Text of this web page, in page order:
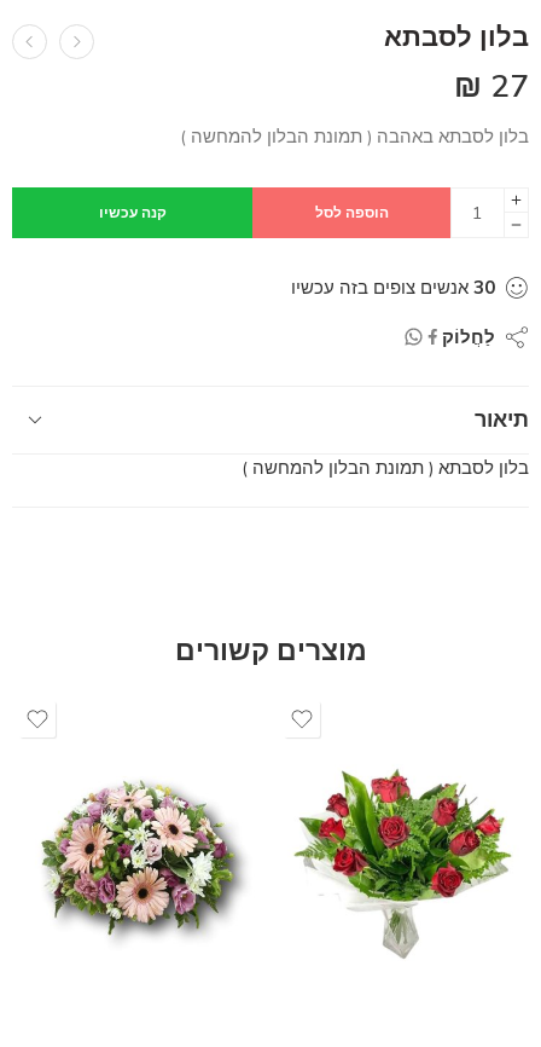
בלון לסבתא
27
₪
בלון לסבתא באהבה ( תמונת הבלון להמחשה )
הוספה לסל קנה עכשיו
30 אנשים צופים בזה עכשיו
לַחֲלוֹק
תיאור
בלון לסבתא ( תמונת הבלון להמחשה )
מוצרים קשורים